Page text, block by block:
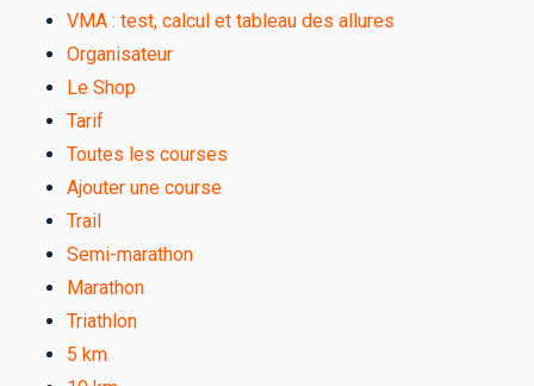
VMA : test, calcul et tableau des allures
Organisateur
Le Shop
Tarif
Toutes les courses
Ajouter une course
Trail
Semi-marathon
Marathon
Triathlon
5 km